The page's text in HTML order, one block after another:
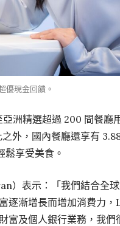
優現金回饋。
洲精選超過 200 間餐廳
外，國內餐廳還享有
享受美食。
）表示：「我們結合全球
逐漸增長而增加消費力
富及個人銀行業務，我們